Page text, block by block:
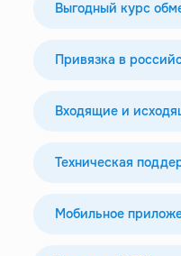
Выгодный курс
Привязка в
Входящие и
Техническая
Мобильное